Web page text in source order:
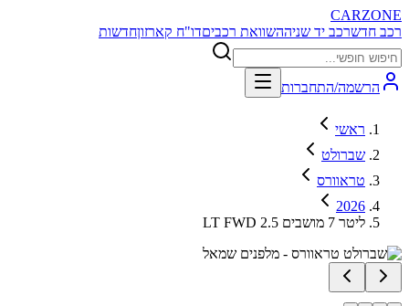
CARZONE
רכב חדשרכב יד שניההשוואת רכביםדו"ח קארזוןחדשות
הרשמה/התחברות
ראשי
שברולט
טראוורס
2026
LT FWD 2.5 ליטר 7 מושבים